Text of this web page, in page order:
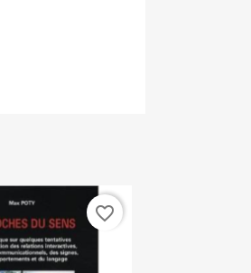
favorite_border